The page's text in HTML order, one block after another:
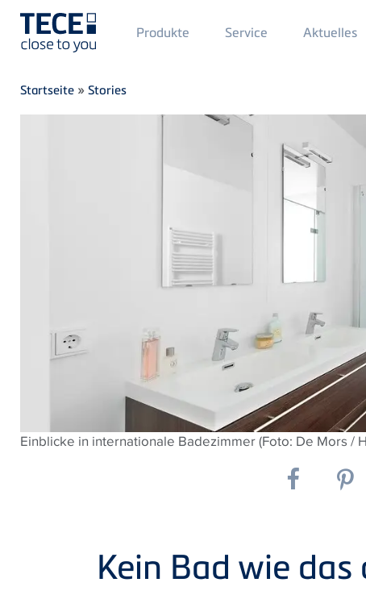
Direkt zum Inhalt
Main
Menü
Produkte Service Aktuelles
Breadcrumb
Startseite » Stories
Einblicke in internationale Badezimmer (Foto: De Mors /
Kein Bad wie das